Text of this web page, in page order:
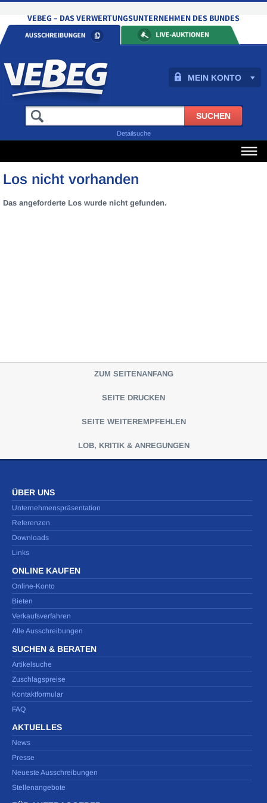
MEIN KONTO
Detailsuche
Los nicht vorhanden
Das angeforderte Los wurde nicht gefunden.
ZUM SEITENANFANG
SEITE DRUCKEN
SEITE WEITEREMPFEHLEN
LOB, KRITIK & ANREGUNGEN
ÜBER UNS
Unternehmenspräsentation
Referenzen
Downloads
Links
ONLINE KAUFEN
Online-Konto
Bieten
Verkaufsverfahren
Alle Ausschreibungen
SUCHEN & BERATEN
Artikelsuche
Zuschlagspreise
Kontaktformular
FAQ
AKTUELLES
News
Presse
Neueste Ausschreibungen
Stellenangebote